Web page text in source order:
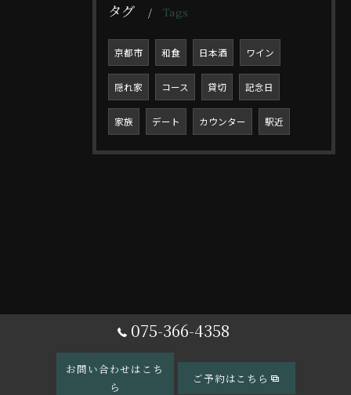
タグ Tags
京都市 和食 日本酒 ワイン
隠れ家 コース 貸切 記念日
家族 デート カウンター 駅近
075-366-4358
お問い合わせはこち
ら
ご予約はこちら